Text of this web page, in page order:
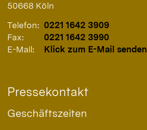
50668 Köln
Telefon: 0221 1642 3909
Fax:
0221 1642 3990
E-Mail:
Klick zum E-Mail senden
Pressekontakt
Geschäftszeiten